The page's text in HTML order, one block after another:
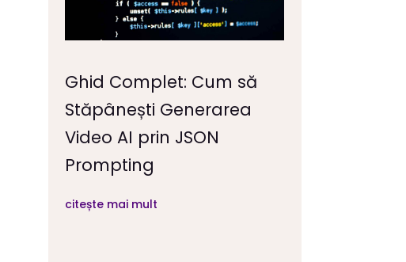
Ghid Complet: Cum să
Stăpânești Generarea
Video AI prin JSON
Prompting
citește mai mult